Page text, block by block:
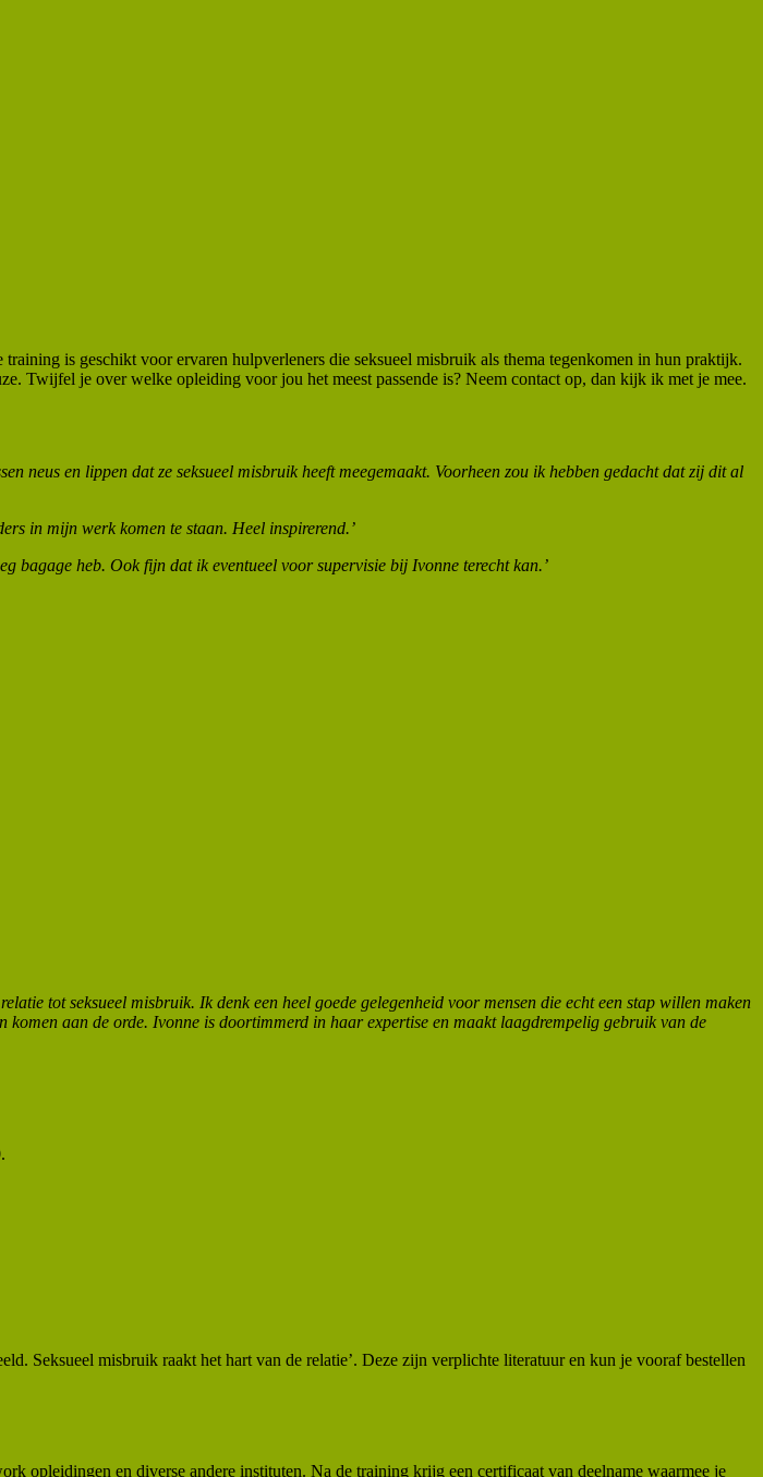
is geschikt voor ervaren hulpverleners die seksueel misbruik als thema tegenkomen in hun praktijk.
Twijfel je over welke opleiding voor jou het meest passende is? Neem contact op, dan kijk ik met je mee.
neus en lippen dat ze seksueel misbruik heeft meegemaakt. Voorheen zou ik hebben gedacht dat zij dit al
in mijn werk komen te staan. Heel inspirerend.’
bagage heb. Ook fijn dat ik eventueel voor supervisie bij Ivonne terecht kan.’
tot seksueel misbruik. Ik denk een heel goede gelegenheid voor mensen die echt een stap willen maken
aan de orde. Ivonne is doortimmerd in haar expertise en maakt laagdrempelig gebruik van de
Seksueel misbruik raakt het hart van de relatie’. Deze zijn verplichte literatuur en kun je vooraf bestellen
opleidingen en diverse andere instituten. Na de training krijg een certificaat van deelname waarmee je